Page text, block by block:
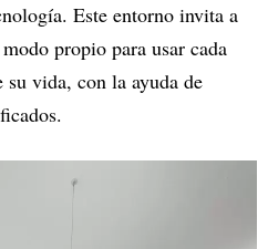
Este entorno invita a
propio para usar cada
vida, con la ayuda de